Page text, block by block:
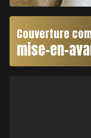
Couverture
mise-en-